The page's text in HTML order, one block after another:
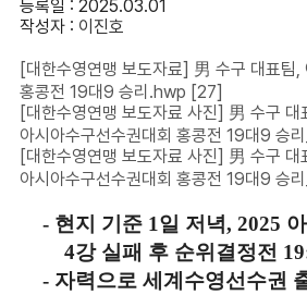
등록일 : 2025.03.01
작성자 : 이진호
[대한수영연맹 보도자료] 男 수구 대표팀,
홍콩전 19대9 승리.hwp [27]
[대한수영연맹 보도자료 사진] 男 수구 대
아시아수구선수권대회 홍콩전 19대9 승
[대한수영연맹 보도자료 사진] 男 수구 대
아시아수구선수권대회 홍콩전 19대9 승
- 현지 기준 1일 저녁, 2025
4강 실패 후 순위결정전
- 자력으로 세계수영선수권